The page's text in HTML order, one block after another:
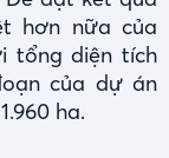
hơn nữa của
tổng diện tích
của dự án
ha.